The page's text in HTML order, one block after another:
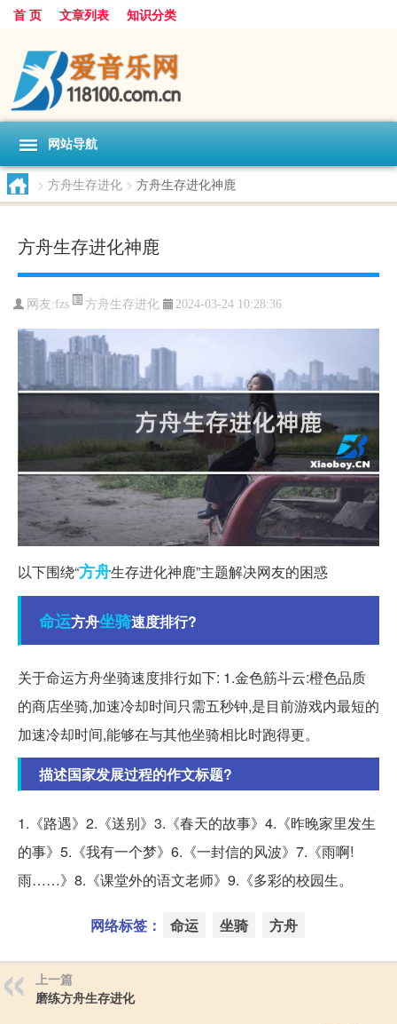
首 页 文章列表 知识分类
网站导航
> 方舟生存进化 > 方舟生存进化神鹿
方舟生存进化神鹿
网友:fzs 方舟生存进化 2024-03-24 10:28:36
以下围绕“方舟生存进化神鹿”主题解决网友的困惑
命运方舟坐骑速度排行?
关于命运方舟坐骑速度排行如下: 1.金色筋斗云:橙色品质
的商店坐骑,加速冷却时间只需五秒钟,是目前游戏内最短的
加速冷却时间,能够在与其他坐骑相比时跑得更。
描述国家发展过程的作文标题?
1.《路遇》2.《送别》3.《春天的故事》4.《昨晚家里发生
的事》5.《我有一个梦》6.《一封信的风波》7.《雨啊!
雨……》8.《课堂外的语文老师》9.《多彩的校园生。
网络标签： 命运 坐骑 方舟
上一篇
磨练方舟生存进化